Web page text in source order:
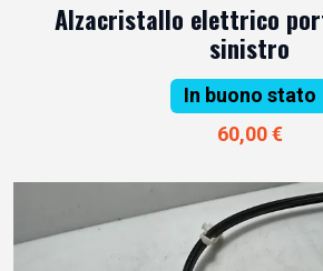
Alzacristallo elettrico
sinistro
In buono stato
60,00 €